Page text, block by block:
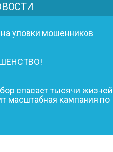
на уловки мошенников
спасает тысячи
масштабная кампания по